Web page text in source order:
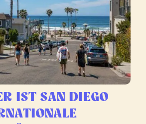
IST SAN DIEGO